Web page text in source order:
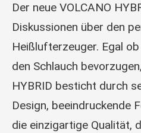
Der neue VOLCANO
Diskussionen über den
Heißlufterzeuger. Egal
den Schlauch
HYBRID besticht durch
Design, beeindruckende
die einzigartige Qualität,